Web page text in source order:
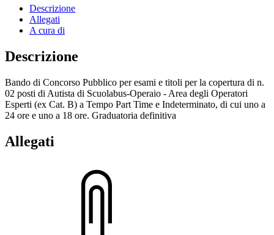
Descrizione
Allegati
A cura di
Descrizione
Bando di Concorso Pubblico per esami e titoli per la copertura di n.
02 posti di Autista di Scuolabus-Operaio - Area degli Operatori
Esperti (ex Cat. B) a Tempo Part Time e Indeterminato, di cui uno a
24 ore e uno a 18 ore. Graduatoria definitiva
Allegati